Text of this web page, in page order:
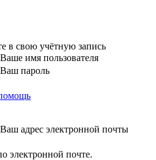
в свою учётную запись
Ваше имя пользователя
Ваш пароль
Ваш адрес электронной почты
электронной почте.